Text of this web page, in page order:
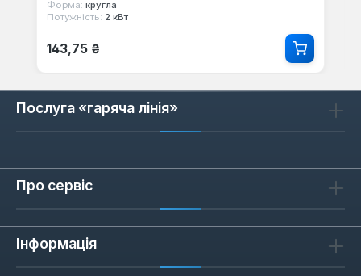
Форма: кругла
Потужність: 2 кВт
Звичайна ціна:
143,75 ₴
Послуга «гаряча лінія»
Про сервіс
Інформація